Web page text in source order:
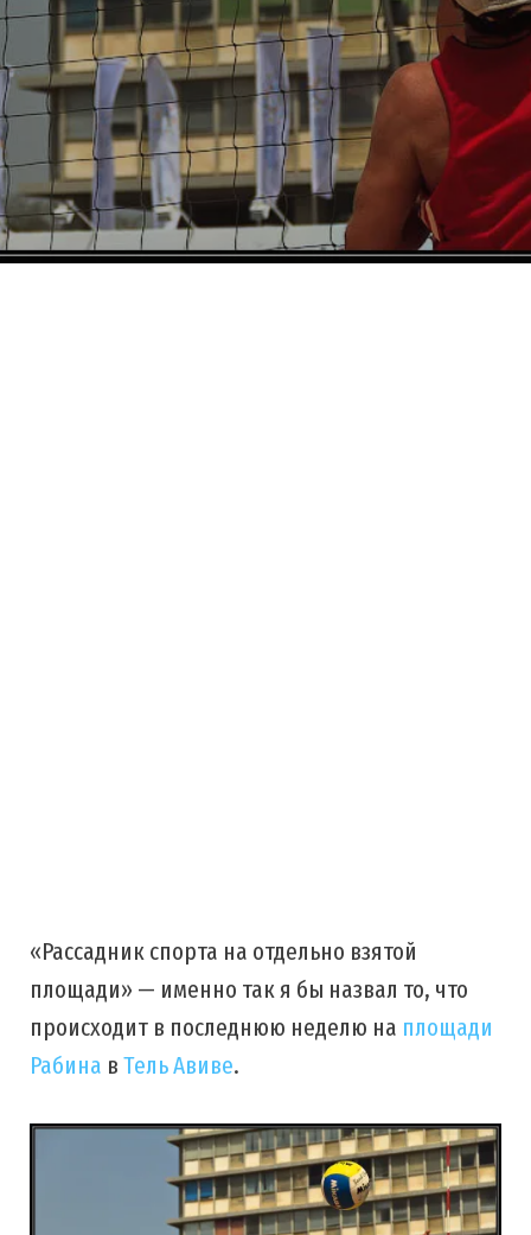
«Рассадник спорта на отдельно взятой
площади» — именно так я бы назвал то, что
происходит в последнюю неделю на площади
Рабина вТель Авиве.